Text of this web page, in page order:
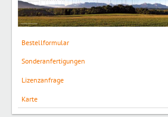
Bestellformular
Sonderanfertigungen
Lizenzanfrage
Karte